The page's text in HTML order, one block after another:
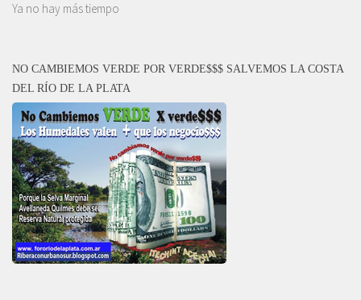
Ya no hay más tiempo
NO CAMBIEMOS VERDE POR VERDE$$$ SALVEMOS LA COSTA
DEL RÍO DE LA PLATA